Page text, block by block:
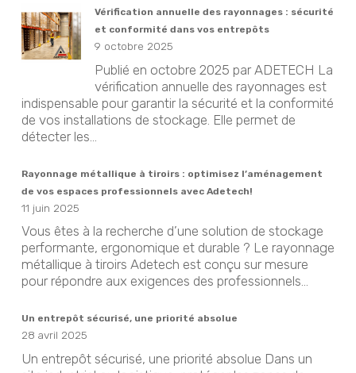
Vérification annuelle des rayonnages : sécurité
et conformité dans vos entrepôts
9 octobre 2025
Publié en octobre 2025 par ADETECH La
vérification annuelle des rayonnages est
indispensable pour garantir la sécurité et la conformité
de vos installations de stockage. Elle permet de
détecter les...
Rayonnage métallique à tiroirs : optimisez l’aménagement
de vos espaces professionnels avec Adetech!
11 juin 2025
Vous êtes à la recherche d’une solution de stockage
performante, ergonomique et durable ? Le rayonnage
métallique à tiroirs Adetech est conçu sur mesure
pour répondre aux exigences des professionnels...
Un entrepôt sécurisé, une priorité absolue
28 avril 2025
Un entrepôt sécurisé, une priorité absolue Dans un